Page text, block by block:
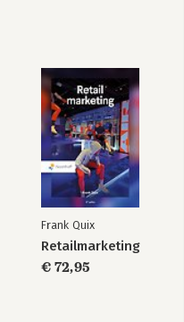
Frank Quix
Retailmarketing
€ 72,95